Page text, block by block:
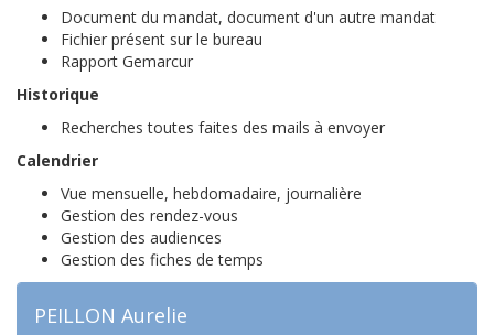
Document du mandat, document d'un autre mandat
Fichier présent sur le bureau
Rapport Gemarcur
Historique
Recherches toutes faites des mails à envoyer
Calendrier
Vue mensuelle, hebdomadaire, journalière
Gestion des rendez-vous
Gestion des audiences
Gestion des fiches de temps
PEILLON Aurelie